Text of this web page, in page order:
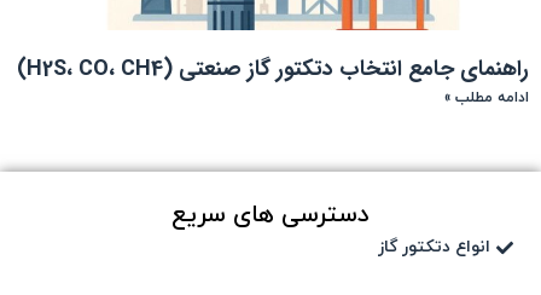
راهنمای جامع انتخاب دتکتور گاز صنعتی (H2S، CO، CH4)
ادامه مطلب »
دسترسی های سریع
انواع دتکتور گاز